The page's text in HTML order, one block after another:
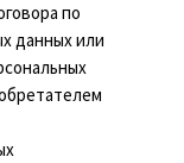
по
данных или